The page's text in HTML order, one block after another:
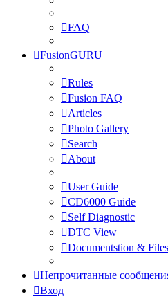
FAQ
FusionGURU
Rules
Fusion FAQ
Articles
Photo Gallery
Search
About
User Guide
CD6000 Guide
Self Diagnostic
DTC View
Documentstion & Files
Непрочитанные
Вход